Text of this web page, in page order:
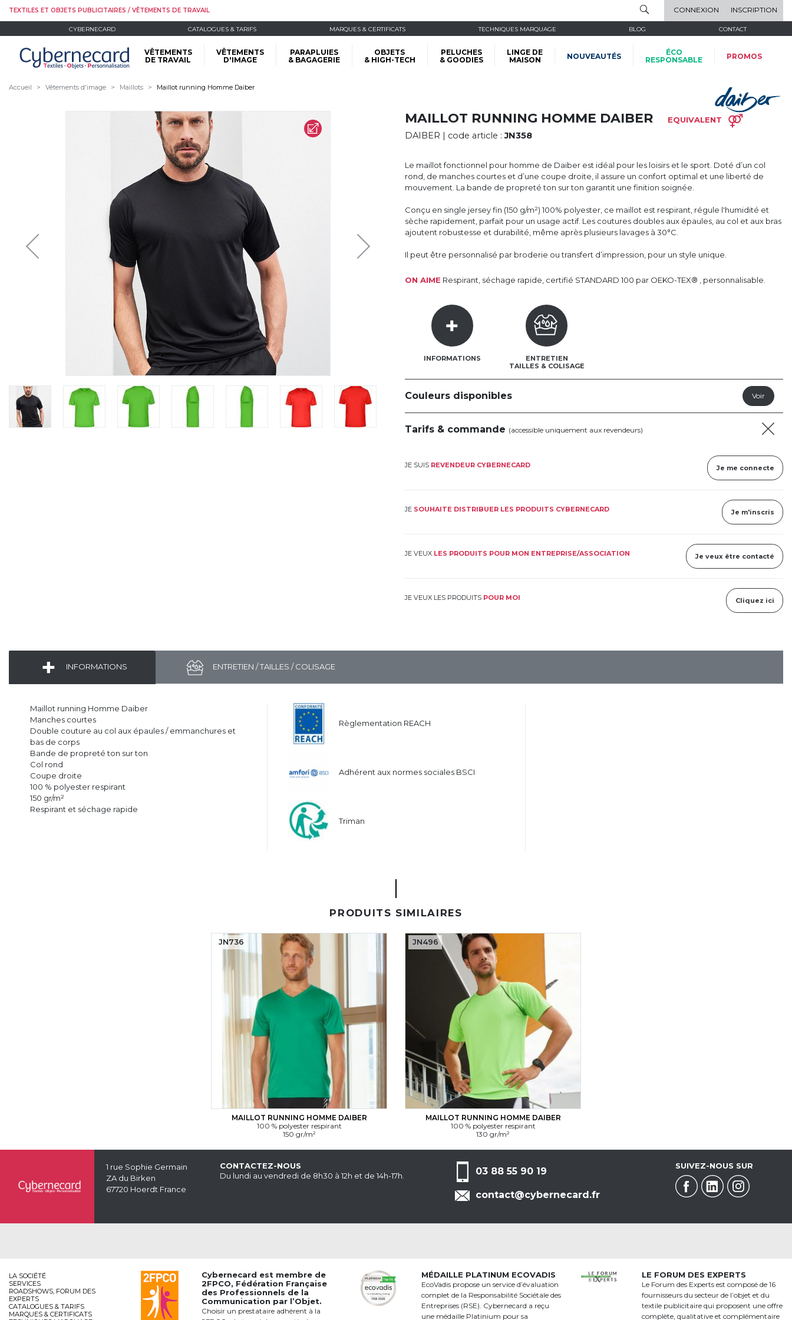
TEXTILES ET OBJETS PUBLICITAIRES / VÊTEMENTS DE TRAVAIL CONNEXION INSCRIPTION
CYBERNECARD CATALOGUES & TARIFS MARQUES & CERTIFICATS TECHNIQUES MARQUAGE BLOG CONTACT
VÊTEMENTS
DE TRAVAIL
VÊTEMENTS
D'IMAGE
PARAPLUIES
& BAGAGERIE
OBJETS
& HIGH-TECH
PELUCHES
& GOODIES
LINGE DE
MAISON
NOUVEAUTÉS
ÉCO
RESPONSABLE
PROMOS
Accueil Vêtements d'image Maillots Maillot running Homme Daiber
MAILLOT RUNNING HOMME DAIBER EQUIVALENT
DAIBER | code article :JN358
Le maillot fonctionnel pour homme de Daiber est idéal pour les loisirs et le sport. Doté d’un col
rond, de manches courtes et d’une coupe droite, il assure un confort optimal et une liberté de
mouvement. La bande de propreté ton sur ton garantit une finition soignée.
Conçu en single jersey fin (150 g/m²) 100% polyester, ce maillot est respirant, régule l'humidité et
sèche rapidement, parfait pour un usage actif. Les coutures doubles aux épaules, au col et aux bras
ajoutent robustesse et durabilité, même après plusieurs lavages à 30°C.
Il peut être personnalisé par broderie ou transfert d’impression, pour un style unique.
ON AIME Respirant, séchage rapide, certifié STANDARD 100 par OEKO-TEX® , personnalisable.
INFORMATIONS
ENTRETIEN
TAILLES & COLISAGE
Couleurs disponibles
Tarifs & commande (accessible uniquement aux revendeurs)
JE SUIS REVENDEUR CYBERNECARD Je me connecte
JE SOUHAITE DISTRIBUER LES PRODUITS CYBERNECARD Je m'inscris
JE VEUX LES PRODUITS POUR MON ENTREPRISE/ASSOCIATION Je veux être contacté
JE VEUX LES PRODUITS POUR MOI Cliquez ici
INFORMATIONS ENTRETIEN / TAILLES / COLISAGE
Maillot running Homme Daiber
Manches courtes
Double couture au col aux épaules / emmanchures et
bas de corps
Bande de propreté ton sur ton
Col rond
Coupe droite
100 % polyester respirant
150 gr/m²
Respirant et séchage rapide
Règlementation REACH
Adhérent aux normes sociales BSCI
Triman
PRODUITS SIMILAIRES
MAILLOT RUNNING HOMME DAIBER
100 % polyester respirant
150 gr/m²
JN736
MAILLOT RUNNING HOMME DAIBER
100 % polyester respirant
130 gr/m²
JN496
1 rue Sophie Germain
ZA du Birken
67720 Hoerdt France
CONTACTEZ-NOUS
Du lundi au vendredi de 8h30 à 12h et de 14h-17h.
03 88 55 90 19
contact@cybernecard.fr
SUIVEZ-NOUS SUR
LA SOCIÉTÉ
SERVICES
ROADSHOWS, FORUM DES
EXPERTS
CATALOGUES & TARIFS
MARQUES & CERTIFICATS
Cybernecard est membre de
2FPCO, Fédération Française
des Professionnels de la
Communication par l’Objet.
Choisir un prestataire adhérent à la
MÉDAILLE PLATINUM ECOVADIS
EcoVadis propose un service d’évaluation
complet de la Responsabilité Sociétale des
Entreprises (RSE). Cybernecard a reçu
une médaille Platinium pour sa
LE FORUM DES EXPERTS
Le Forum des Experts est composé de 16
fournisseurs du secteur de l’objet et du
textile publicitaire qui proposent une offre
complète, qualitative et complémentaire